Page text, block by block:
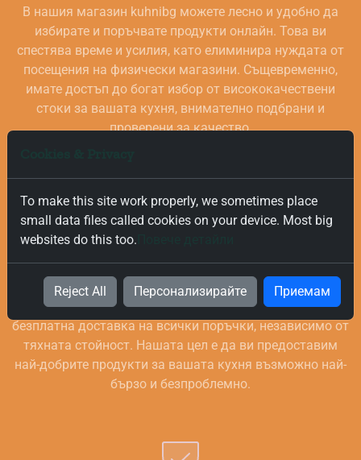
В нашия магазин kuhnibg можете лесно и удобно да
избирате и поръчвате продукти онлайн. Това ви
спестява време и усилия, като елиминира нуждата от
посещения на физически магазини. Същевременно,
имате достъп до богат избор от висококачествени
стоки за вашата кухня, внимателно подбрани и
проверени за качество.
Безплатна и Бърза Доставка
Ние ценим вашето време и за това предлагаме бърза и
безплатна доставка на всички поръчки, независимо от
тяхната стойност. Нашата цел е да ви предоставим
най-добрите продукти за вашата кухня възможно най-
бързо и безпроблемно.
To make this site work properly, we sometimes place
small data files called cookies on your device. Most big
websites do this too.
Reject All Персонализирайте Приемам